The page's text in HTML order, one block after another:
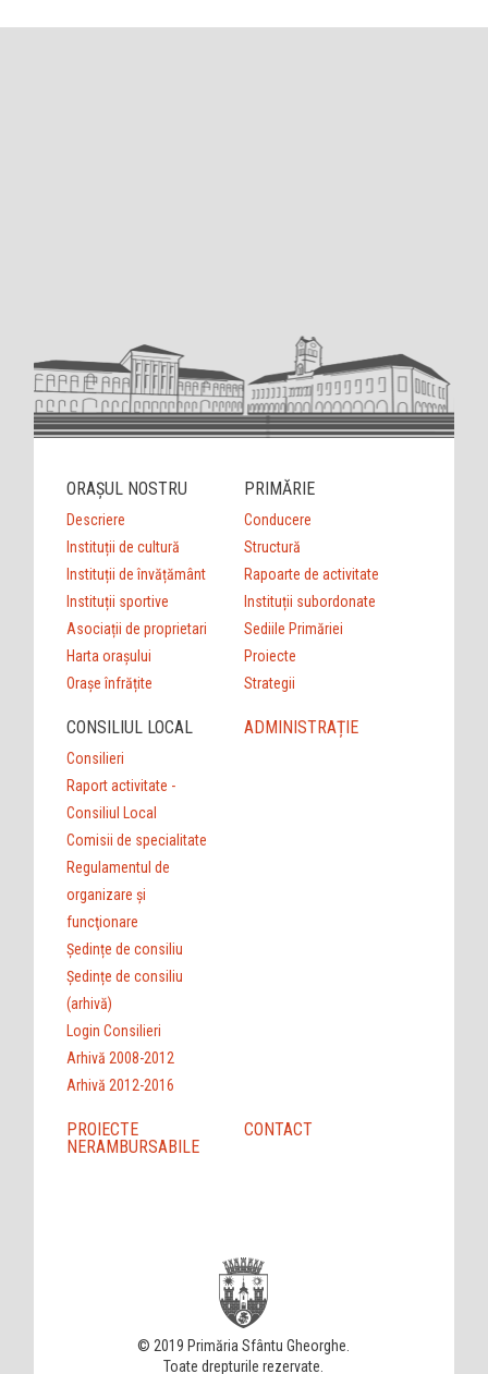
ORAȘUL NOSTRU
Descriere
Instituții de cultură
Instituții de învățământ
Instituții sportive
Asociații de proprietari
Harta orașului
Orașe înfrățite
PRIMĂRIE
Conducere
Structură
Rapoarte de activitate
Instituții subordonate
Sediile Primăriei
Proiecte
Strategii
CONSILIUL LOCAL
Consilieri
Raport activitate -
Consiliul Local
Comisii de specialitate
Regulamentul de
organizare şi
funcţionare
Ședințe de consiliu
Ședințe de consiliu
(arhivă)
Login Consilieri
Arhivă 2008-2012
Arhivă 2012-2016
ADMINISTRAȚIE
PROIECTE
NERAMBURSABILE
CONTACT
© 2019 Primăria Sfântu Gheorghe.
Toate drepturile rezervate.